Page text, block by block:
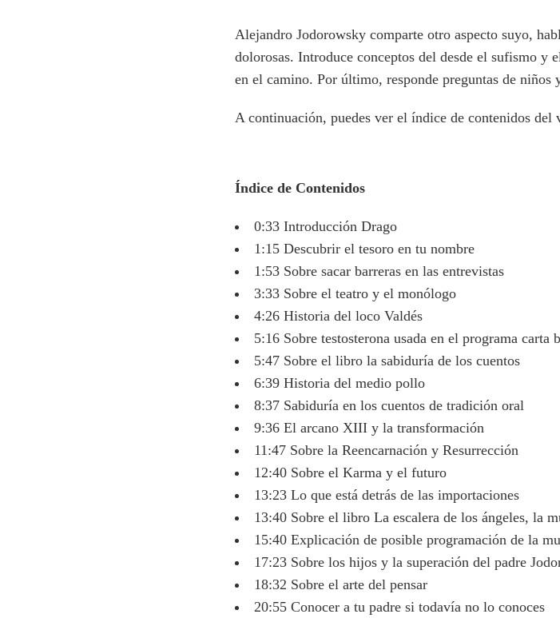
Alejandro Jodorowsky comparte otro aspecto suyo,
dolorosas. Introduce conceptos del desde el sufismo y
en el camino. Por último, responde preguntas de niños
A continuación, puedes ver el índice de contenidos del
Índice de Contenidos
0:33 Introducción Drago
1:15 Descubrir el tesoro en tu nombre
1:53 Sobre sacar barreras en las entrevistas
3:33 Sobre el teatro y el monólogo
4:26 Historia del loco Valdés
5:16 Sobre testosterona usada en el programa carta
5:47 Sobre el libro la sabiduría de los cuentos
6:39 Historia del medio pollo
8:37 Sabiduría en los cuentos de tradición oral
9:36 El arcano XIII y la transformación
11:47 Sobre la Reencarnación y Resurrección
12:40 Sobre el Karma y el futuro
13:23 Lo que está detrás de las importaciones
13:40 Sobre el libro La escalera de los ángeles, la
15:40 Explicación de posible programación de la
17:23 Sobre los hijos y la superación del padre
18:32 Sobre el arte del pensar
20:55 Conocer a tu padre si todavía no lo conoces